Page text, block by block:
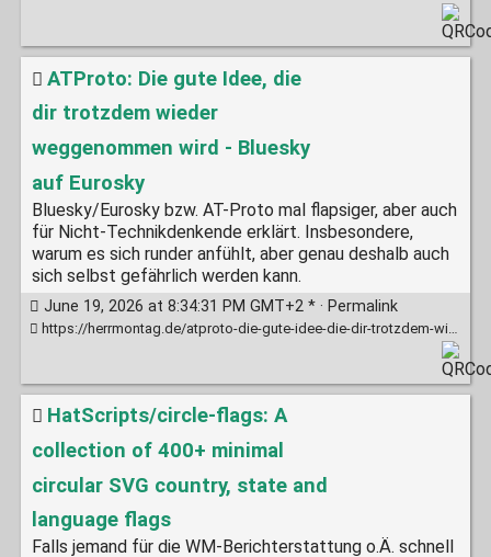
ATProto: Die gute Idee, die
dir trotzdem wieder
weggenommen wird - Bluesky
auf Eurosky
Bluesky/Eurosky bzw. AT-Proto mal flapsiger, aber auch
für Nicht-Technikdenkende erklärt. Insbesondere,
warum es sich runder anfühlt, aber genau deshalb auch
sich selbst gefährlich werden kann.
June 19, 2026 at 8:34:31 PM GMT+2 * · Permalink
https://herrmontag.de/atproto-die-gute-idee-die-dir-trotzdem-wieder-weggenommen-wird/
HatScripts/circle-flags: A
collection of 400+ minimal
circular SVG country, state and
language flags
Falls jemand für die WM-Berichterstattung o.Ä. schnell